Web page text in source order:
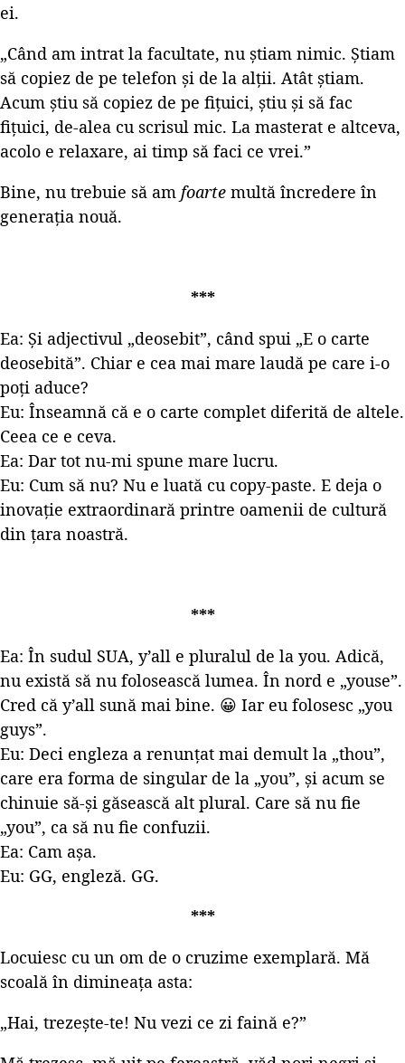
ei.
„Când am intrat la facultate, nu știam nimic. Știam
să copiez de pe telefon și de la alții. Atât știam.
Acum știu să copiez de pe fițuici, știu și să fac
fițuici, de-alea cu scrisul mic. La masterat e altceva,
acolo e relaxare, ai timp să faci ce vrei.”
Bine, nu trebuie să am foarte multă încredere în
generația nouă.
***
Ea: Și adjectivul „deosebit”, când spui „E o carte
deosebită”. Chiar e cea mai mare laudă pe care i-o
poți aduce?
Eu: Înseamnă că e o carte complet diferită de altele.
Ceea ce e ceva.
Ea: Dar tot nu-mi spune mare lucru.
Eu: Cum să nu? Nu e luată cu copy-paste. E deja o
inovație extraordinară printre oamenii de cultură
din țara noastră.
***
Ea: În sudul SUA, y’all e pluralul de la you. Adică,
nu există să nu folosească lumea. În nord e „youse”.
Cred că y’all sună mai bine. 😀 Iar eu folosesc „you
guys”.
Eu: Deci engleza a renunțat mai demult la „thou”,
care era forma de singular de la „you”, și acum se
chinuie să-și găsească alt plural. Care să nu fie
„you”, ca să nu fie confuzii.
Ea: Cam așa.
Eu: GG, engleză. GG.
***
Locuiesc cu un om de o cruzime exemplară. Mă
scoală în dimineața asta:
„Hai, trezește-te! Nu vezi ce zi faină e?”